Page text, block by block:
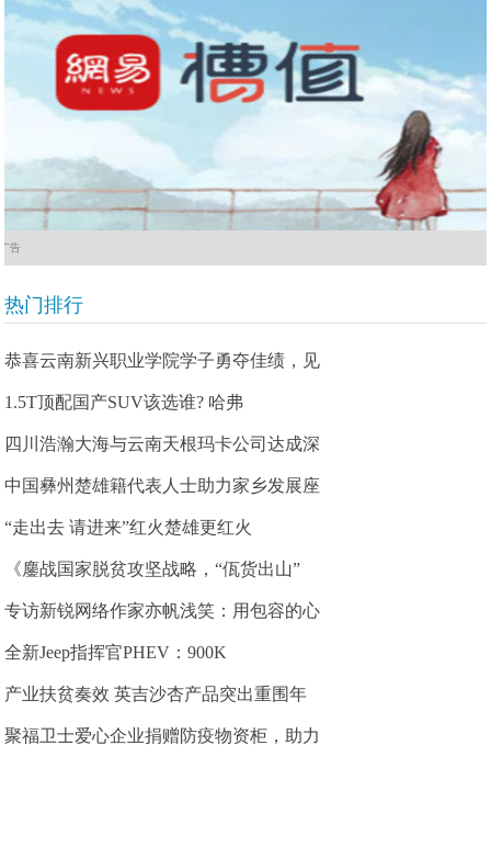
广告
热门排行
恭喜云南新兴职业学院学子勇夺佳绩，见
1.5T顶配国产SUV该选谁? 哈弗
四川浩瀚大海与云南天根玛卡公司达成深
中国彝州楚雄籍代表人士助力家乡发展座
“走出去 请进来”红火楚雄更红火
《鏖战国家脱贫攻坚战略，“佤货出山”
专访新锐网络作家亦帆浅笑：用包容的心
全新Jeep指挥官PHEV：900K
产业扶贫奏效 英吉沙杏产品突出重围年
聚福卫士爱心企业捐赠防疫物资柜，助力